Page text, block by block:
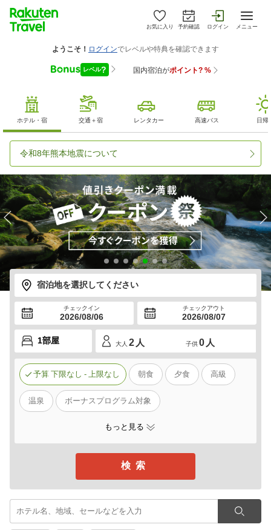
お気に入り 予約確認 ログイン メニュー
ホテル・宿 交通＋宿 レンタカー 高速バス 日帰
令和8年熊本地震について
宿泊地を選択してください
チェックイン
2026/08/06
チェックアウト
2026/08/07
大人 2 人 子供 0 人
予算 下限なし - 上限なし 朝食 夕食 高級
温泉 ボーナスプログラム対象
もっと見る